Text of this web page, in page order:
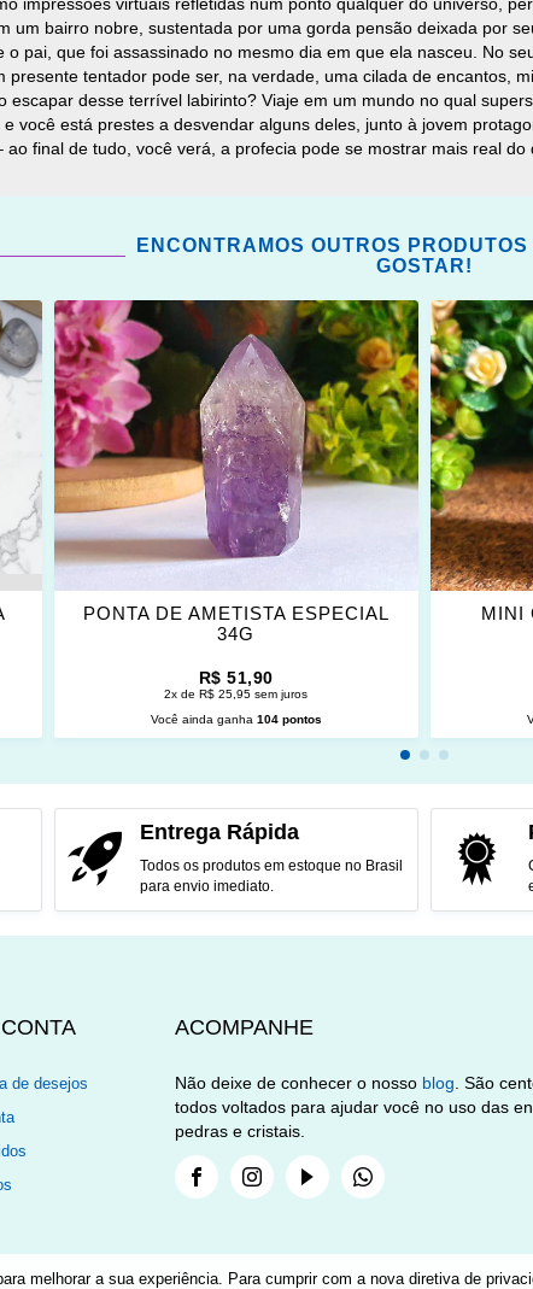
melhorar a sua experiência. Para cumprir com a nova diretiva de
impressões virtuais refletidas num ponto qualquer do universo,
um bairro nobre, sustentada por uma gorda pensão deixada por
pai, que foi assassinado no mesmo dia em que ela nasceu. No
tentador pode ser, na verdade, uma cilada de encantos,
escapar desse terrível labirinto? Viaje em um mundo no qual
você está prestes a desvendar alguns deles, junto à jovem
final de tudo, você verá, a profecia pode se mostrar mais real do
ENCONTRAMOS OUTROS
GOSTAR!
ADICIONAR
OS
FAVORITOS
PONTA DE AMETISTA ESPECIAL
34G
R$ 51,90
2x de R$ 25,95 sem juros
Você ainda ganha 104 pontos
OS
MINI
Entrega Rápida
Todos os produtos em estoque no Brasil
para envio imediato.
de desejos
ACOMPANHE
Não deixe de conhecer o nosso blog . São
todos voltados para ajudar você no uso das
pedras e cristais.
FacebookInstagramYoutubeWhatsapp